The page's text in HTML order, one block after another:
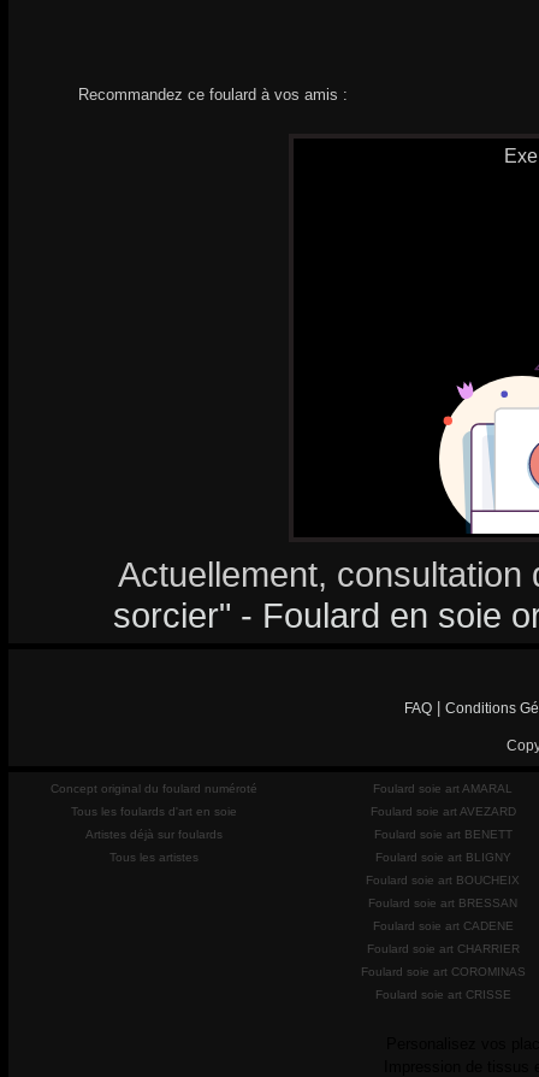
Recommandez ce foulard à vos amis :
Actuellement, consultation
sorcier" - Foulard en soie
FAQ Conditions
Concept original du foulard numéroté
Tous les foulards d'art en soie
Artistes déjà sur foulards
Tous les artistes
Foulard soie art AMARAL
Foulard soie art AVEZARD
Foulard soie art BENETT
Foulard soie art BLIGNY
Foulard soie art BOUCHEIX
Foulard soie art BRESSAN
Foulard soie art CADENE
Foulard soie art CHARRIER
Foulard soie art COROMINAS
Foulard soie art CRISSE